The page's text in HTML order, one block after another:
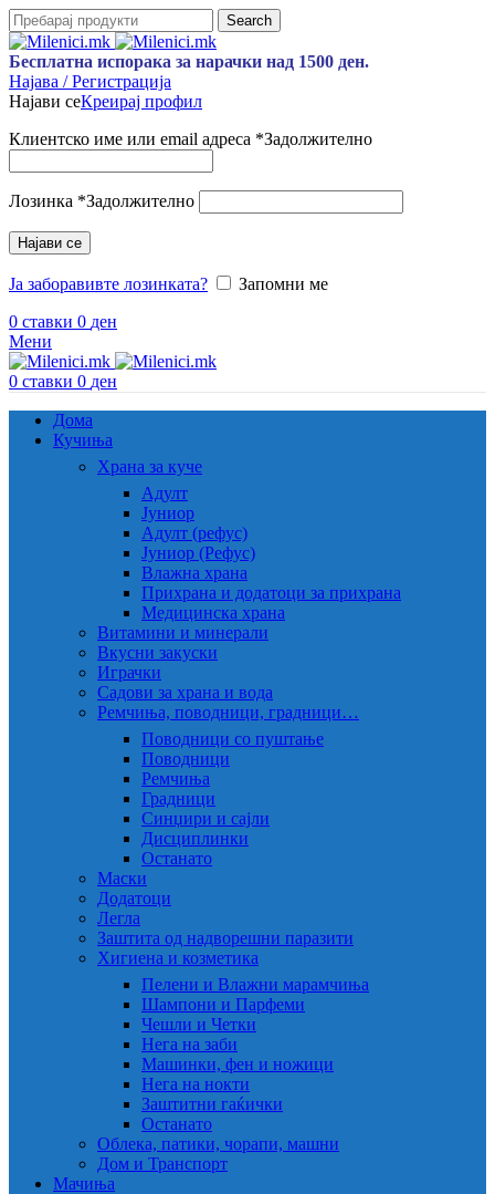
Search
Бесплатна испорака за нарачки над 1500 ден.
Најава / Регистрација
Најави сеКреирај профил
Клиентско име или email адреса *Задолжително
Лозинка *Задолжително
Најави се
Ја заборавивте лозинката?
Запомни ме
0 ставки 0 ден
Мени
0 ставки 0 ден
Дома
Кучиња
Храна за куче
Адулт
Јуниор
Адулт (рефус)
Јуниор (Рефус)
Влажна храна
Прихрана и додатоци за прихрана
Медицинска храна
Витамини и минерали
Вкусни закуски
Играчки
Садови за храна и вода
Ремчиња, поводници, градници…
Поводници со пуштање
Поводници
Ремчиња
Градници
Синџири и сајли
Дисциплинки
Останато
Маски
Додатоци
Легла
Заштита од надворешни паразити
Хигиена и козметика
Пелени и Влажни марамчиња
Шампони и Парфеми
Чешли и Четки
Нега на заби
Машинки, фен и ножици
Нега на нокти
Заштитни гаќички
Останато
Облека, патики, чорапи, машни
Дом и Транспорт
Мачиња